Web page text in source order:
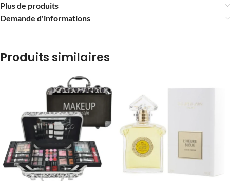
Plus de produits
Demande d'informations
Produits similaires